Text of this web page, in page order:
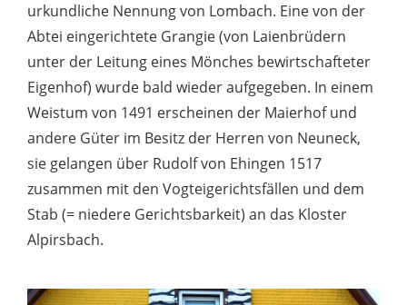
urkundliche Nennung von Lombach. Eine von der
Abtei eingerichtete Grangie (von Laienbrüdern
unter der Leitung eines Mönches bewirtschafteter
Eigenhof) wurde bald wieder aufgegeben. In einem
Weistum von 1491 erscheinen der Maierhof und
andere Güter im Besitz der Herren von Neuneck,
sie gelangen über Rudolf von Ehingen 1517
zusammen mit den Vogteigerichtsfällen und dem
Stab (= niedere Gerichtsbarkeit) an das Kloster
Alpirsbach.